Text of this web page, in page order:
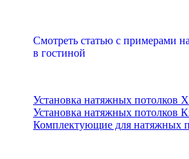
Смотреть статью с примерами
в гостиной
Установка натяжных потолков
Установка натяжных потолков
Комплектующие для натяжных